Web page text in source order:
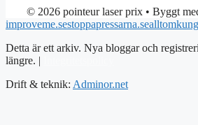
© 2026 pointeur laser prix • Byggt
improveme.sestoppapressarna.se
Detta är ett arkiv. Nya bloggar och
längre. |
Drift & teknik: Adminor.net